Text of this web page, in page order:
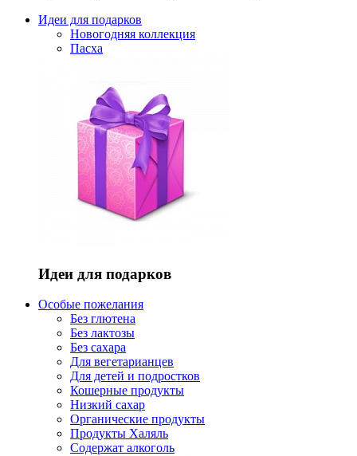
Идеи для подарков
Новогодняя коллекция
Пасха
Идеи для подарков
Особые пожелания
Без глютена
Без лактозы
Без сахара
Для вегетарианцев
Для детей и подростков
Кошерные продукты
Низкий сахар
Органические продукты
Продукты Халяль
Содержат алкоголь